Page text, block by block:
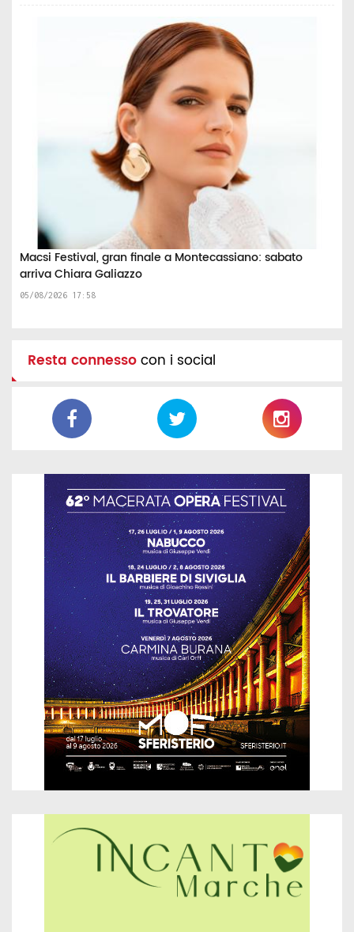
Macsi Festival, gran finale a Montecassiano: sabato
arriva Chiara Galiazzo
05/08/2026 17:58
Resta connessocon i social